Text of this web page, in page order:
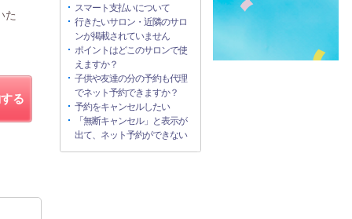
た
る
スマート支払いについて
行きたいサロン・近隣のサロ
ンが掲載されていません
ポイントはどこのサロンで使
えますか？
子供や友達の分の予約も代理
でネット予約できますか？
予約をキャンセルしたい
「無断キャンセル」と表示が
出て、ネット予約ができない